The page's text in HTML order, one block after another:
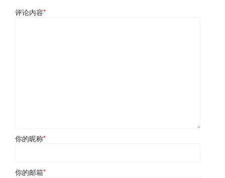
评论内容*
你的昵称*
你的邮箱*